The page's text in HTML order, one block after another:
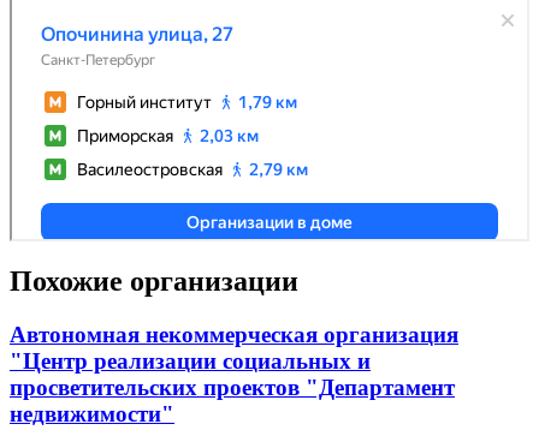
Похожие организации
Автономная некоммерческая организация
"Центр реализации социальных и
просветительских проектов "Департамент
недвижимости"